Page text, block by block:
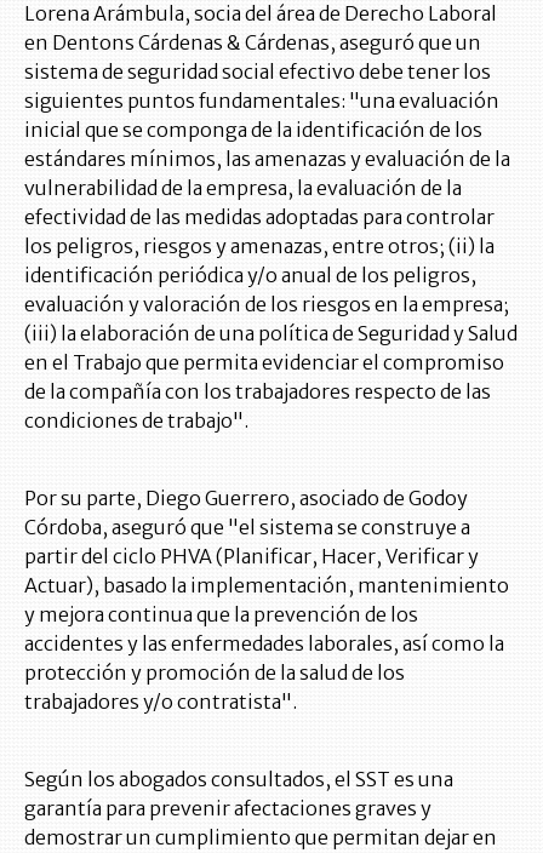
Lorena Arámbula, socia del área de Derecho Laboral
en Dentons Cárdenas & Cárdenas, aseguró que un
sistema de seguridad social efectivo debe tener los
siguientes puntos fundamentales: "una evaluación
inicial que se componga de la identificación de los
estándares mínimos, las amenazas y evaluación de la
vulnerabilidad de la empresa, la evaluación de la
efectividad de las medidas adoptadas para controlar
los peligros, riesgos y amenazas, entre otros; (ii) la
identificación periódica y/o anual de los peligros,
evaluación y valoración de los riesgos en la empresa;
(iii) la elaboración de una política de Seguridad y Salud
en el Trabajo que permita evidenciar el compromiso
de la compañía con los trabajadores respecto de las
condiciones de trabajo".
Por su parte, Diego Guerrero, asociado de Godoy
Córdoba, aseguró que "el sistema se construye a
partir del ciclo PHVA (Planificar, Hacer, Verificar y
Actuar), basado la implementación, mantenimiento
y mejora continua que la prevención de los
accidentes y las enfermedades laborales, así como la
protección y promoción de la salud de los
trabajadores y/o contratista".
Según los abogados consultados, el SST es una
garantía para prevenir afectaciones graves y
demostrar un cumplimiento que permitan dejar en